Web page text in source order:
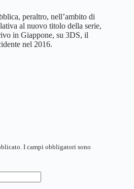
peraltro, nell’ambito di
al nuovo titolo della serie,
in Giappone, su 3DS, il
nel 2016.
I campi obbligatori sono